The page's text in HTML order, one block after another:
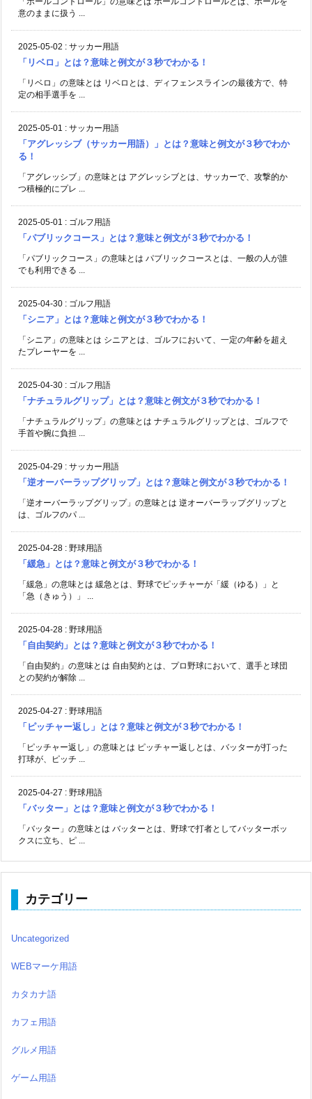
意のままに扱う ...
2025-05-02 : サッカー用語
「リベロ」とは？意味と例文が３秒でわかる！
「リベロ」の意味とは リベロとは、ディフェンスラインの最後方で、特
定の相手選手を ...
2025-05-01 : サッカー用語
「アグレッシブ（サッカー用語）」とは？意味と例文が３秒でわか
る！
「アグレッシブ」の意味とは アグレッシブとは、サッカーで、攻撃的か
つ積極的にプレ ...
2025-05-01 : ゴルフ用語
「パブリックコース」とは？意味と例文が３秒でわかる！
「パブリックコース」の意味とは パブリックコースとは、一般の人が誰
でも利用できる ...
2025-04-30 : ゴルフ用語
「シニア」とは？意味と例文が３秒でわかる！
「シニア」の意味とは シニアとは、ゴルフにおいて、一定の年齢を超え
たプレーヤーを ...
2025-04-30 : ゴルフ用語
「ナチュラルグリップ」とは？意味と例文が３秒でわかる！
「ナチュラルグリップ」の意味とは ナチュラルグリップとは、ゴルフで
手首や腕に負担 ...
2025-04-29 : サッカー用語
「逆オーバーラップグリップ」とは？意味と例文が３秒でわかる！
「逆オーバーラップグリップ」の意味とは 逆オーバーラップグリップと
は、ゴルフのパ ...
2025-04-28 : 野球用語
「緩急」とは？意味と例文が３秒でわかる！
「緩急」の意味とは 緩急とは、野球でピッチャーが「緩（ゆる）」と
「急（きゅう）」 ...
2025-04-28 : 野球用語
「自由契約」とは？意味と例文が３秒でわかる！
「自由契約」の意味とは 自由契約とは、プロ野球において、選手と球団
との契約が解除 ...
2025-04-27 : 野球用語
「ピッチャー返し」とは？意味と例文が３秒でわかる！
「ピッチャー返し」の意味とは ピッチャー返しとは、バッターが打った
打球が、ピッチ ...
2025-04-27 : 野球用語
「バッター」とは？意味と例文が３秒でわかる！
「バッター」の意味とは バッターとは、野球で打者としてバッターボッ
クスに立ち、ピ ...
カテゴリー
Uncategorized
WEBマーケ用語
カタカナ語
カフェ用語
グルメ用語
ゲーム用語